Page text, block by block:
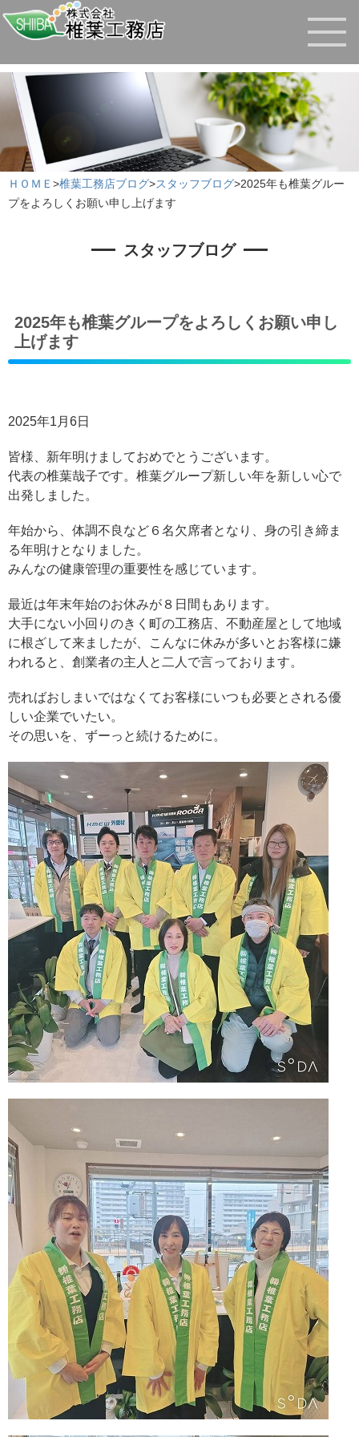
ＨＯＭＥ >椎葉工務店ブログ>スタッフブログ>2025年も椎葉グルー
プをよろしくお願い申し上げます
スタッフブログ
2025年も椎葉グループをよろしくお願い申し
上げます
2025年1月6日
皆様、新年明けましておめでとうございます。
代表の椎葉哉子です。椎葉グループ新しい年を新しい心で
出発しました。
年始から、体調不良など６名欠席者となり、身の引き締ま
る年明けとなりました。
みんなの健康管理の重要性を感じています。
最近は年末年始のお休みが８日間もあります。
大手にない小回りのきく町の工務店、不動産屋として地域
に根ざして来ましたが、こんなに休みが多いとお客様に嫌
われると、創業者の主人と二人で言っております。
売ればおしまいではなくてお客様にいつも必要とされる優
しい企業でいたい。
その思いを、ずーっと続けるために。